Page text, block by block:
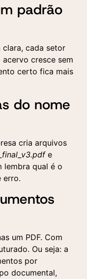
padrão
clara, cada setor
cresce sem
certo fica mais
do nome
cria arquivos
e
lembra qual é o
erro.
um PDF. Com
Ou seja: a
por
documental,